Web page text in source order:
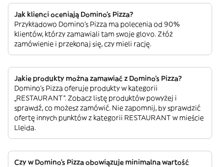
Jak klienci oceniają Domino's Pizza?
Przykładowo Domino's Pizza ma polecenia od 90%
klientów, którzy zamawiali tam swoje glovo. Złóż
zamówienie i przekonaj się, czy mieli rację.
Jakie produkty można zamawiać z Domino's Pizza?
Domino's Pizza oferuje produkty w kategorii
„RESTAURANT”. Zobacz listę produktów powyżej i
sprawdź, co możesz zamówić. Nie zapomnij, by sprawdzić
ofertę innych punktów z kategorii RESTAURANT w mieście
Lleida.
Czy w Domino's Pizza obowiązuje minimalna wartość